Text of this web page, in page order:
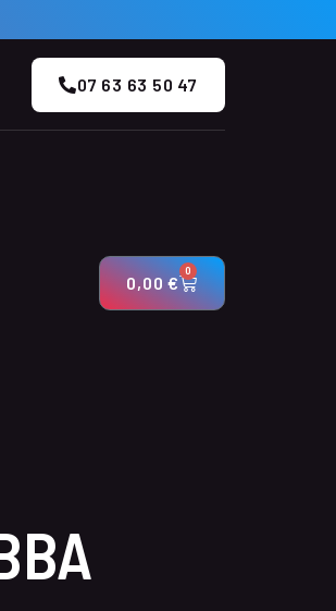
07 63 63 50 47
0,00€
0